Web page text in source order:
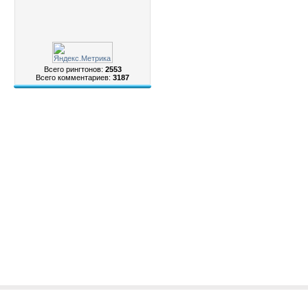
Всего рингтонов: 2553
Всего комментариев: 3187